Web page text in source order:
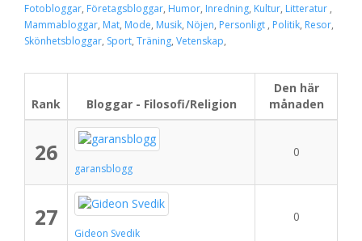
Fotobloggar, Företagsbloggar, Humor, Inredning, Kultur, Litteratur ,
Mammabloggar, Mat, Mode, Musik, Nöjen, Personligt , Politik, Resor,
Skönhetsbloggar, Sport, Träning, Vetenskap,
Rank Bloggar - Filosofi/Religion
Den här
månaden
26
garansblogg
0
27
Gideon Svedik
0